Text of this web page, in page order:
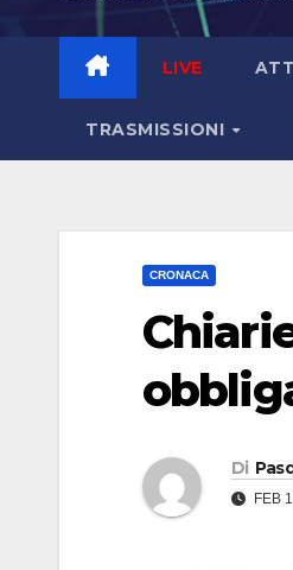
LIVE
TRASMISSIONI
CRONACA
Di
FEB